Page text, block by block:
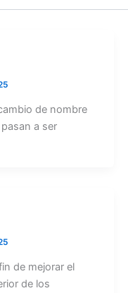
de nombre
a ser
de mejorar el
de los